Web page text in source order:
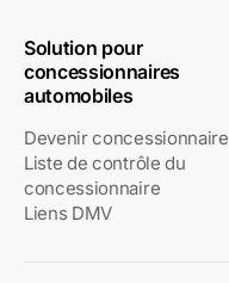
Solution pour
concessionnaires
automobiles
Devenir concessionnaire
Liste de contrôle du
concessionnaire
Liens DMV